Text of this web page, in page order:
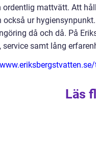
ordentlig mattvätt. Att
ur
då och då. På
service samt lång
Läs